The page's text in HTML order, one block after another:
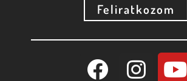
Feliratkozom